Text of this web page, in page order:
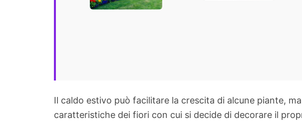
Il caldo estivo può facilitare la crescita di alcune piante,
caratteristiche dei fiori con cui si decide di decorare il